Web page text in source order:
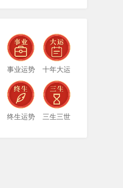
事业运势 十年大运
终生运势 三生三世